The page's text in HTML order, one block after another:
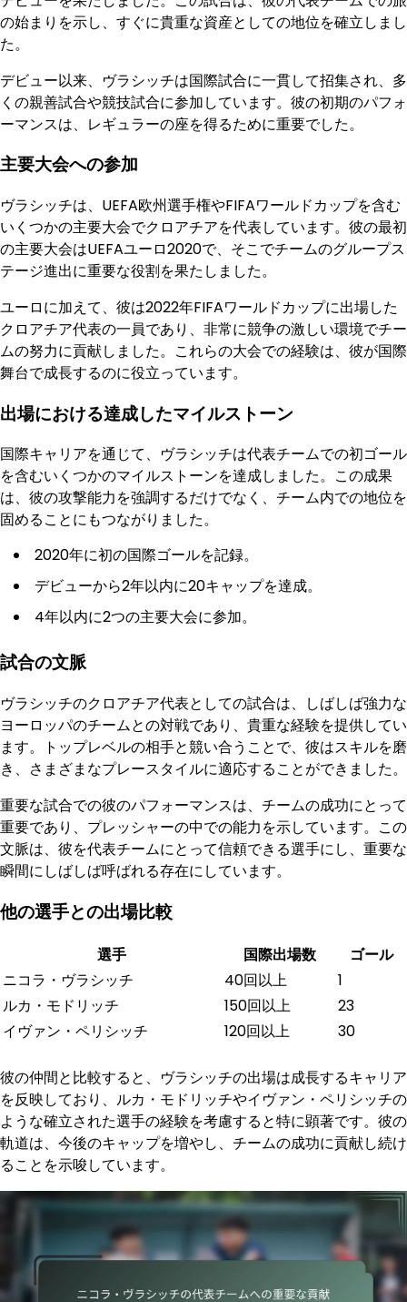
の始まりを示し、すぐに貴重な資産としての地位を確立しまし
た。
デビュー以来、ヴラシッチは国際試合に一貫して招集され、多
くの親善試合や競技試合に参加しています。彼の初期のパフォ
ーマンスは、レギュラーの座を得るために重要でした。
主要大会への参加
ヴラシッチは、UEFA欧州選手権やFIFAワールドカップを含む
いくつかの主要大会でクロアチアを代表しています。彼の最初
の主要大会はUEFAユーロ2020で、そこでチームのグループス
テージ進出に重要な役割を果たしました。
ユーロに加えて、彼は2022年FIFAワールドカップに出場した
クロアチア代表の一員であり、非常に競争の激しい環境でチー
ムの努力に貢献しました。これらの大会での経験は、彼が国際
舞台で成長するのに役立っています。
出場における達成したマイルストーン
国際キャリアを通じて、ヴラシッチは代表チームでの初ゴール
を含むいくつかのマイルストーンを達成しました。この成果
は、彼の攻撃能力を強調するだけでなく、チーム内での地位を
固めることにもつながりました。
2020年に初の国際ゴールを記録。
デビューから2年以内に20キャップを達成。
4年以内に2つの主要大会に参加。
試合の文脈
ヴラシッチのクロアチア代表としての試合は、しばしば強力な
ヨーロッパのチームとの対戦であり、貴重な経験を提供してい
ます。トップレベルの相手と競い合うことで、彼はスキルを磨
き、さまざまなプレースタイルに適応することができました。
重要な試合での彼のパフォーマンスは、チームの成功にとって
重要であり、プレッシャーの中での能力を示しています。この
文脈は、彼を代表チームにとって信頼できる選手にし、重要な
瞬間にしばしば呼ばれる存在にしています。
他の選手との出場比較
選手 国際出場数
ゴール
ニコラ・ヴラシッチ
40回以上
1
ルカ・モドリッチ
150回以上
23
イヴァン・ペリシッチ
120回以上 30
彼の仲間と比較すると、ヴラシッチの出場は成長するキャリア
を反映しており、ルカ・モドリッチやイヴァン・ペリシッチの
ような確立された選手の経験を考慮すると特に顕著です。彼の
軌道は、今後のキャップを増やし、チームの成功に貢献し続け
ることを示唆しています。